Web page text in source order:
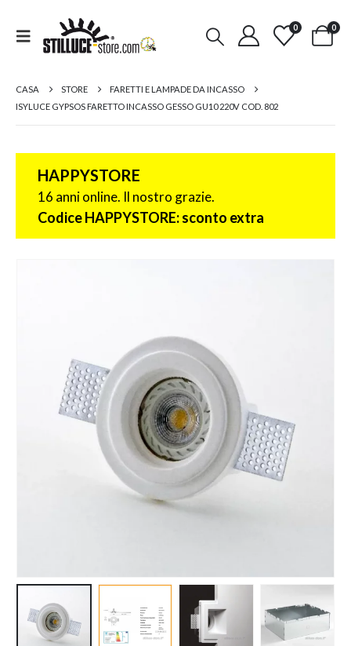
0 0
CASA STORE
FARETTI E LAMPADE DA INCASSO
ISYLUCE GYPSOS FARETTO INCASSO GESSO GU10 220V COD. 802
HAPPYSTORE
16 anni online. Il nostro grazie.
Codice HAPPYSTORE: sconto extra